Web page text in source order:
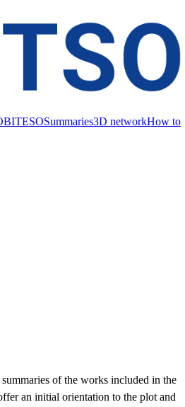
BITESOSummaries3D networkHow to
of the works included in the
an initial orientation to the plot and